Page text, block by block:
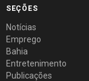
SEÇÕES
Notícias
Emprego
Bahia
Entretenimento
Publicações